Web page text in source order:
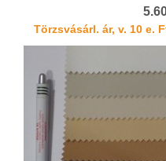
Törzsvásárl. ár, v. 10 e.